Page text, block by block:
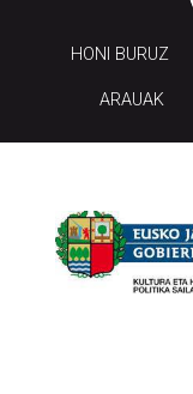
HONI BURUZ
ARAUAK